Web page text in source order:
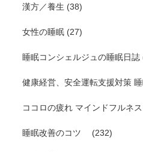
漢方／養生 (38)
女性の睡眠 (27)
睡眠コンシェルジュの睡眠日誌
健康経営、安全運転支援対策
ココロの疲れ マインドフルネス
睡眠改善のコツ (232)